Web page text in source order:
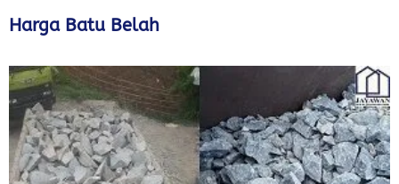
Harga Batu Belah